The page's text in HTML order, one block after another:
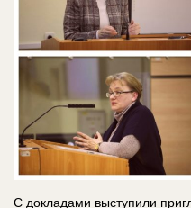
С докладами выступили